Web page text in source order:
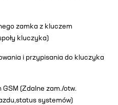
zamka z kluczem
kluczyka)
i przypisania do kluczyka
(Zdalne zam./otw.
systemów)